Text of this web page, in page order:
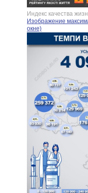
Индекс качества
Изображение
окне)